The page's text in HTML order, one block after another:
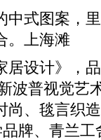
式图案，里
。上海滩
设计》，品
波普视觉艺
尚、毯言织
牌、青兰工